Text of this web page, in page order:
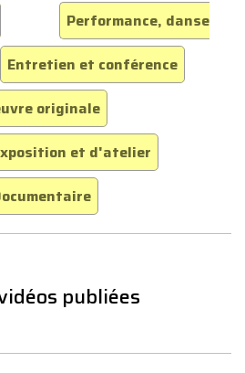
Performance, danse
Entretien et conférence
originale
et d'atelier
publiées